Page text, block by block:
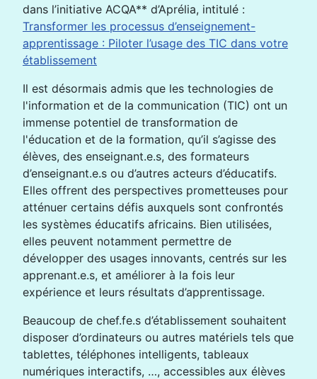
dans l’initiative ACQA** d’Aprélia, intitulé :
Transformer les processus d’enseignement-
apprentissage : Piloter l’usage des TIC dans votre
établissement
Il est désormais admis que les technologies de
l'information et de la communication (TIC) ont un
immense potentiel de transformation de
l'éducation et de la formation, qu’il s’agisse des
élèves, des enseignant.e.s, des formateurs
d’enseignant.e.s ou d’autres acteurs d’éducatifs.
Elles offrent des perspectives prometteuses pour
atténuer certains défis auxquels sont confrontés
les systèmes éducatifs africains. Bien utilisées,
elles peuvent notamment permettre de
développer des usages innovants, centrés sur les
apprenant.e.s, et améliorer à la fois leur
expérience et leurs résultats d’apprentissage.
Beaucoup de chef.fe.s d’établissement souhaitent
disposer d’ordinateurs ou autres matériels tels que
tablettes, téléphones intelligents, tableaux
numériques interactifs, …, accessibles aux élèves